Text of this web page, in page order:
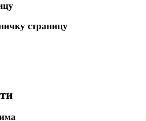
страницу